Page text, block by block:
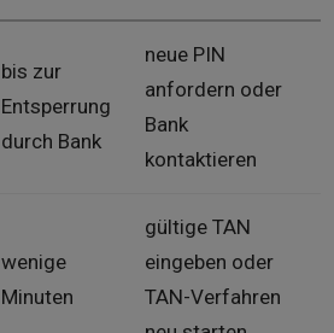
bis zur
Entsperrung
durch Bank
neue PIN
anfordern oder
Bank
kontaktieren
wenige
Minuten
gültige TAN
eingeben oder
TAN-Verfahren